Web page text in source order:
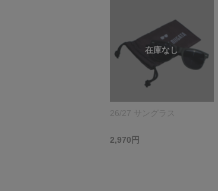
26/27 サングラス
2,970円